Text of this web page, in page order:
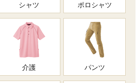
シャツ ポロシャツ
介護 パンツ